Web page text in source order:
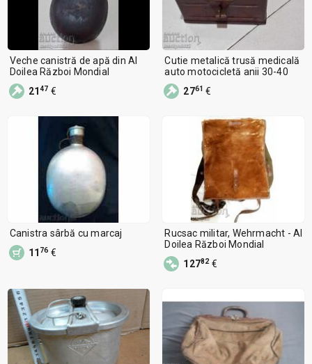
Veche canistră de apă din Al
Doilea Război Mondial
2147 €
Cutie metalică trusă medicală
auto motocicletă anii 30-40
2761 €
Canistra sârbă cu marcaj
11 76 €
Rucsac militar, Wehrmacht - Al
Doilea Război Mondial
12782€